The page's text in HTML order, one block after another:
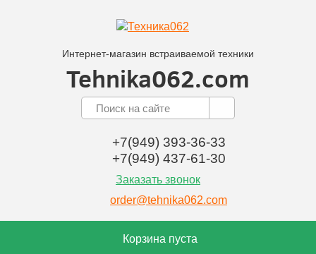
Интернет-магазин встраиваемой техники
Tehnika062.com
+7(949) 393-36-33
+7(949) 437-61-30
Заказать звонок
order@tehnika062.com
Корзина пуста